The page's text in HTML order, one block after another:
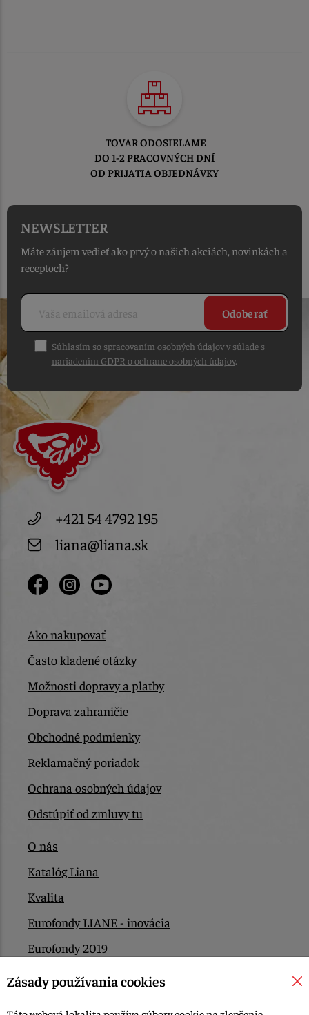
TOVAR ODOSIELAME
DO 1-2 PRACOVNÝCH DNÍ
OD PRIJATIA OBJEDNÁVKY
NEWSLETTER
Máte záujem vedieť ako prvý o našich akciách, novinkách a
receptoch?
Odoberať
Súhlasím so spracovaním osobných údajov v súlade s
nariadením GDPR o ochrane osobných údajov.
+421 54 4792 195
liana@liana.sk
Ako nakupovať
Často kladené otázky
Možnosti dopravy a platby
Doprava zahraničie
Obchodné podmienky
Reklamačný poriadok
Ochrana osobných údajov
Odstúpiť od zmluvy tu
O nás
Katalóg Liana
Kvalita
Eurofondy LIANE - inovácia
Eurofondy 2019
Eurofondy 2022/2023
Zásady používania cookies